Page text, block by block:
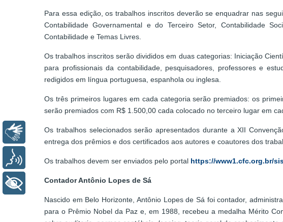
Para essa edição, os trabalhos inscritos deverão se enquadrar nas
Contabilidade Governamental e do Terceiro Setor, Contabilidade
Contabilidade e Temas Livres.
Os trabalhos inscritos serão divididos em duas categorias: Iniciação
para profissionais da contabilidade, pesquisadores, professores e
redigidos em língua portuguesa, espanhola ou inglesa.
Os três primeiros lugares em cada categoria serão premiados: os
serão premiados com R$ 1.500,00 cada colocado no terceiro lugar em
Os trabalhos selecionados serão apresentados durante a XII
entrega dos prêmios e dos certificados aos autores e coautores dos
Os trabalhos devem ser enviados pelo portal https://www1.cfc.org.br/
Contador Antônio Lopes de Sá
Nascido em Belo Horizonte, Antônio Lopes de Sá foi contador,
para o Prêmio Nobel da Paz e, em 1988, recebeu a medalha Mérito
Libras
Voz
+ Acessibilidade